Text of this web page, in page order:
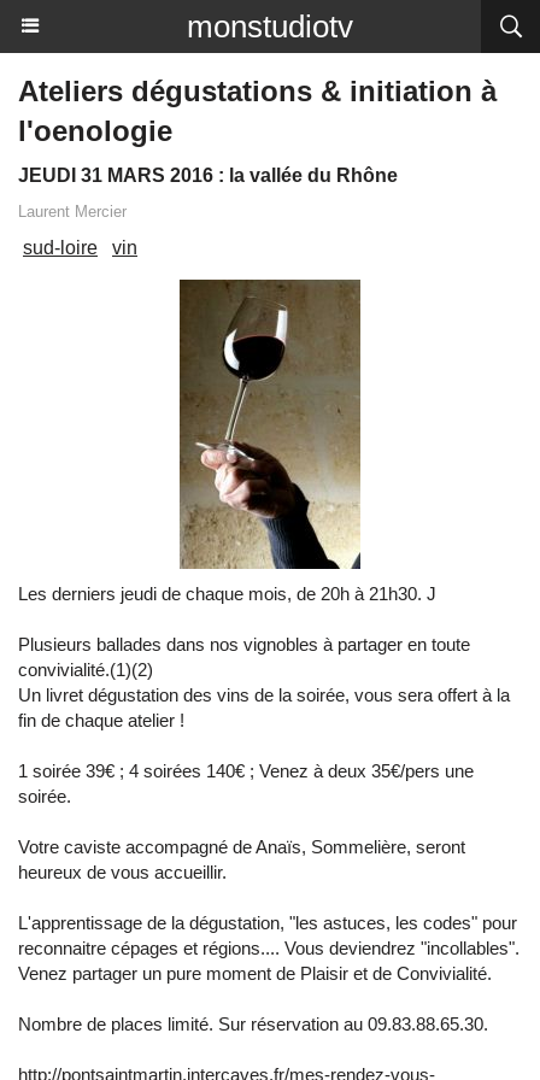
monstudiotv
Ateliers dégustations & initiation à
l'oenologie
JEUDI 31 MARS 2016 : la vallée du Rhône
Laurent Mercier
sud-loire vin
Les derniers jeudi de chaque mois, de 20h à 21h30. J
Plusieurs ballades dans nos vignobles à partager en toute
convivialité.(1)(2)
Un livret dégustation des vins de la soirée, vous sera offert à la
fin de chaque atelier !
1 soirée 39€ ; 4 soirées 140€ ; Venez à deux 35€/pers une
soirée.
Votre caviste accompagné de Anaïs, Sommelière, seront
heureux de vous accueillir.
L'apprentissage de la dégustation, "les astuces, les codes" pour
reconnaitre cépages et régions.... Vous deviendrez "incollables".
Venez partager un pure moment de Plaisir et de Convivialité.
Nombre de places limité. Sur réservation au 09.83.88.65.30.
http://pontsaintmartin.intercaves.fr/mes-rendez-vous-